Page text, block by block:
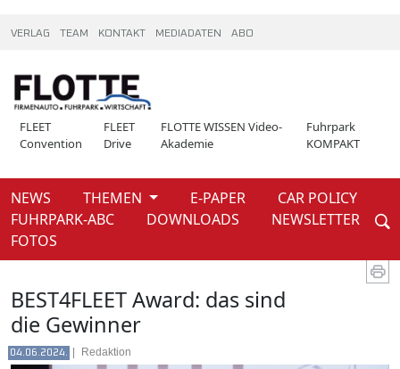
VERLAG TEAM KONTAKT MEDIADATEN ABO
FLEET
Convention
FLEET
Drive
FLOTTE WISSEN Video-
Akademie
Fuhrpark
KOMPAKT
NEWS THEMEN E-PAPER
CAR POLICY
FUHRPARK-ABC
DOWNLOADS
NEWSLETTER
FOTOS
Weiter
News
BEST4FLEET Award: das sind
die Gewinner
04.06.2024. Redaktion